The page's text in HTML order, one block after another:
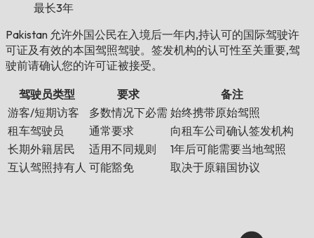
最长3年
Pakistan 允许外国公民在入境后一年内,持认可的国际驾驶许
可证及有效的本国驾照驾驶。签发机构的认可性至关重要,驾
驶前请确认您的许可证被接受。
驾驶员类型 要求
备注
游客/短期访客
多数情况下必需 始终携带原始驾照
租车驾驶员
通常要求
向租车公司确认签发机构
长期外籍居民
适用不同规则
1年后可能需要当地驾照
互认驾照持有人 可能豁免 取决于原籍国协议